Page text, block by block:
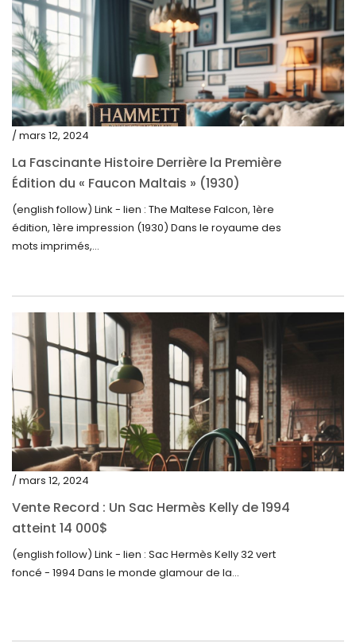
septembre 2023
août 2023
juillet 2023
juin 2023
mai 2023
avril 2023
mars 2023
février 2023
janvier 2023
novembre 2022
octobre 2022
septembre 2022
août 2022
juillet 2022
juin 2022
mai 2022
avril 2022
mars 2022
février 2022
/ mars 12, 2024
La Fascinante Histoire Derrière la Première
Édition du « Faucon Maltais » (1930)
(english follow) Link - lien : The Maltese Falcon, 1ère
édition, 1ère impression (1930) Dans le royaume des
mots imprimés,...
/ mars 12, 2024
Vente Record : Un Sac Hermès Kelly de 1994
atteint 14 000$
(english follow) Link - lien : Sac Hermès Kelly 32 vert
foncé - 1994 Dans le monde glamour de la...